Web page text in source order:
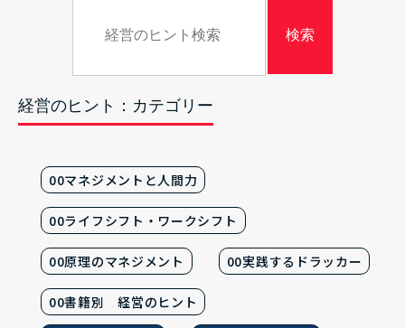
経営のヒント：カテゴリー
00マネジメントと人間力
00ライフシフト・ワークシフト
00原理のマネジメント 00実践するドラッカー
00書籍別 経営のヒント